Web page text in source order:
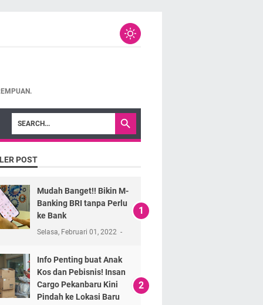
POST
Mudah Banget!! Bikin M-
Banking BRI tanpa Perlu
ke Bank
Selasa, Februari 01, 2022
Info Penting buat Anak
Kos dan Pebisnis! Insan
Cargo Pekanbaru Kini
Pindah ke Lokasi Baru